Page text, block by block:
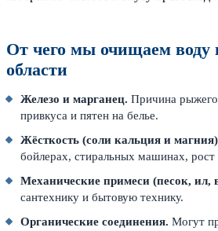
От чего мы очищаем воду
области
Железо и марганец. Причина рыжего
привкуса и пятен на белье.
Жёсткость (соли кальция и
бойлерах, стиральных машинах, рост
Механические примеси (песок, ил,
сантехнику и бытовую технику.
Органические соединения. Могут